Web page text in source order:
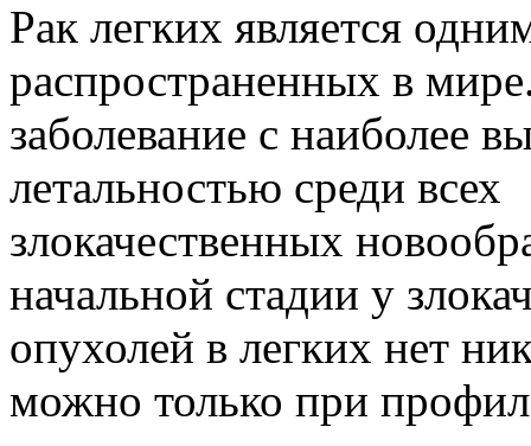
Рак легких является
распространенных в
заболевание с наиболее
летальностью среди всех
злокачественных
начальной стадии у
опухолей в легких нет
можно только при